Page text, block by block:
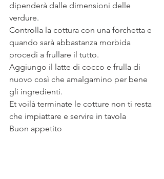
dipenderà dalle dimensioni delle
verdure.
Controlla la cottura con una forchetta e
quando sarà abbastanza morbida
procedi a frullare il tutto.
Aggiungo il latte di cocco e frulla di
nuovo così che amalgamino per bene
gli ingredienti.
Et voilà terminate le cotture non ti resta
che impiattare e servire in tavola
Buon appetito